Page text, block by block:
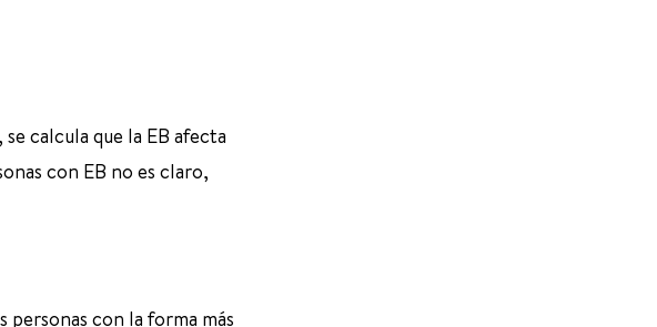
calcula que la EB afecta
con EB no es claro,
con la forma más